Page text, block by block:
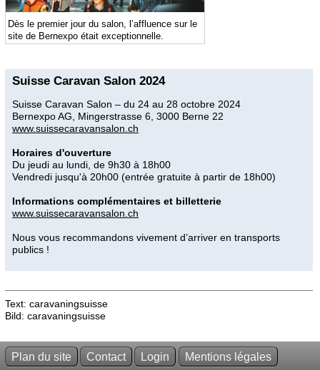
Dès le premier jour du salon, l’affluence sur le
site de Bernexpo était exceptionnelle.
Suisse Caravan Salon 2024
Suisse Caravan Salon – du 24 au 28 octobre 2024
Bernexpo AG, Mingerstrasse 6, 3000 Berne 22
www.suissecaravansalon.ch
Horaires d'ouverture
Du jeudi au lundi, de 9h30 à 18h00
Vendredi jusqu'à 20h00 (entrée gratuite à partir de 18h00)
Informations complémentaires et billetterie
www.suissecaravansalon.ch
Nous vous recommandons vivement d’arriver en transports
publics !
Text: caravaningsuisse
Bild: caravaningsuisse
Plan du site Contact Login Mentions légales